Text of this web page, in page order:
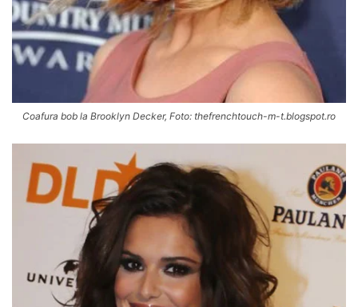
Coafura bob la Brooklyn Decker, Foto: thefrenchtouch-m-t.blogspot.ro